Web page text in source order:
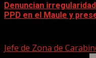
Denuncian
PPD en el Maule y
Jefe de Zona de